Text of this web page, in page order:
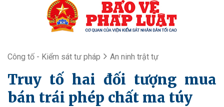
Công tố - Kiểm sát tư pháp An ninh trật tự
Truy tố hai đối tượng mua
bán trái phép chất ma túy